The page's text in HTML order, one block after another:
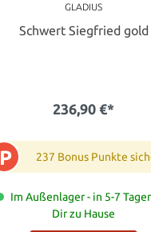
GLADIUS
Schwert Siegfried gold
236,90 €*
P 237 Bonus Punkte
Im Außenlager - in 5-7
Dir zu Hause